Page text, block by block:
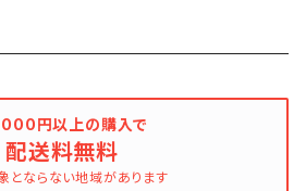
ンタリー/コンピ
円以上の購入で
配送料無料
とならない地域があります